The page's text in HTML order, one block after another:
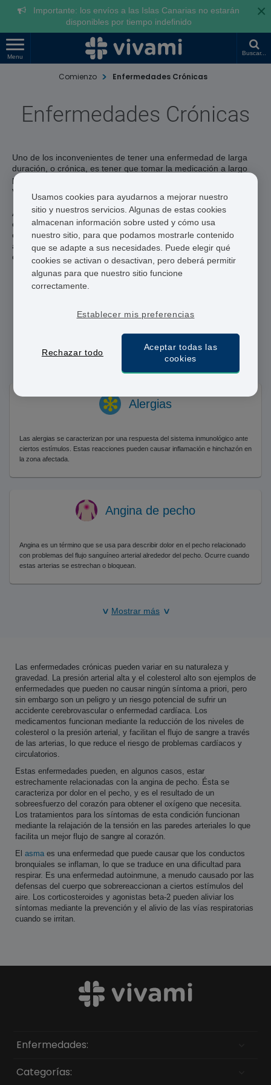
Importante: los envíos a las Islas Canarias no estarán
disponibles por tiempo indefinido
×
Menu
Buscar...
Comienzo Enfermedades Crónicas
Enfermedades Crónicas
Uno de los inconvenientes de tener una enfermedad de larga
duración, o crónica, es tener que tomar la medicación a largo
plazo. Encontrar el tiempo para obtener su receta y constantes
viajes a la farmacia en persona pueden llevar mucho tiempo.
Aquí en Vivami.co, hemos desarrollado nuestro servicio con la
comodidad del paciente en mente. Ofrecemos un servicio
completo de consulta, prescripción y entrega de medicamentos
a domicilio para todos aquellos que padecen enfermedades
crónicas.
Alergias
Las alergias se caracterizan por una respuesta del sistema inmunológico ante
ciertos estímulos. Estas reacciones pueden causar inflamación e hinchazón en
la zona afectada.
Angina de pecho
Angina es un término que se usa para describir dolor en el pecho relacionado
con problemas del flujo sanguíneo arterial alrededor del pecho. Ocurre cuando
estas arterias se estrechan o bloquean.
Mostrar más
Las enfermedades crónicas pueden variar en su naturaleza y
gravedad. La presión arterial alta y el colesterol alto son ejemplos de
enfermedades que pueden no causar ningún síntoma a priori, pero
sin embargo son un peligro y un riesgo potencial de sufrir un
accidente cerebrovascular o enfermedad cardíaca. Los
medicamentos funcionan mediante la reducción de los niveles de
colesterol o la presión arterial, y facilitan el flujo de sangre a través
de las arterias, lo que reduce el riesgo de problemas cardíacos y
circulatorios.
Estas enfermedades pueden, en algunos casos, estar
estrechamente relacionadas con la angina de pecho. Ésta se
caracteriza por dolor en el pecho, y es el resultado de un
sobreesfuerzo del corazón para obtener el oxígeno que necesita.
Los tratamientos para los síntomas de esta condición funcionan
mediante la relajación de la tensión en las paredes arteriales lo que
facilita un mejor flujo de sangre al corazón.
El asma es una enfermedad que puede causar que los conductos
bronquiales se inflaman, lo que se traduce en una dificultad para
respirar. Es una enfermedad autoinmune, a menudo causado por las
defensas del cuerpo que sobrereaccionan a ciertos estímulos del
aire. Los corticosteroides y agonistas beta-2 pueden aliviar los
síntomas mediante la prevención y el alivio de las vías respiratorias
cuando se irritan.
Enfermedades:
Categorías:
Usamos cookies para ayudarnos a mejorar nuestro
sitio y nuestros servicios. Algunas de estas cookies
almacenan información sobre usted y cómo usa
nuestro sitio, para que podamos mostrarle contenido
que se adapte a sus necesidades. Puede elegir qué
cookies se activan o desactivan, pero deberá permitir
algunas para que nuestro sitio funcione
correctamente.
Rechazar todo
Aceptar todas las
cookies
Establecer mis preferencias